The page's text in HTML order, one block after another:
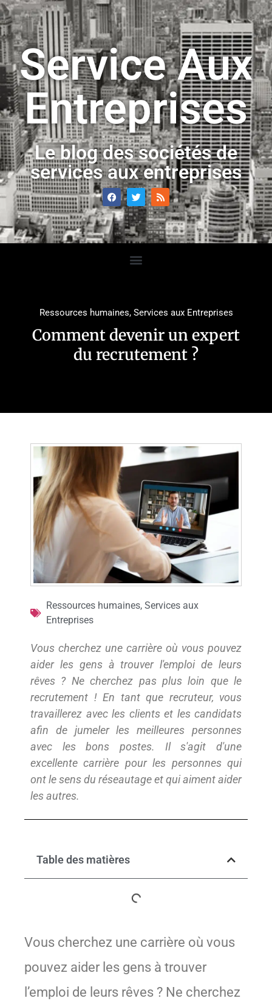
Service Aux
Entreprises
Le blog des sociétés de
services aux entreprises
Ressources humaines, Services aux Entreprises
Comment devenir un expert
du recrutement ?
Ressources humaines, Services aux
Entreprises
Vous cherchez une carrière où vous pouvez
aider les gens à trouver l'emploi de leurs
rêves ? Ne cherchez pas plus loin que le
recrutement ! En tant que recruteur, vous
travaillerez avec les clients et les candidats
afin de jumeler les meilleures personnes
avec les bons postes. Il s'agit d'une
excellente carrière pour les personnes qui
ont le sens du réseautage et qui aiment aider
les autres.
Table des matières
Vous cherchez une carrière où vous
pouvez aider les gens à trouver
l’emploi de leurs rêves ? Ne cherchez